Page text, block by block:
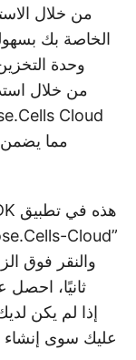
وحدة
ثانيًا، احصل
عليك سوى إنشاء